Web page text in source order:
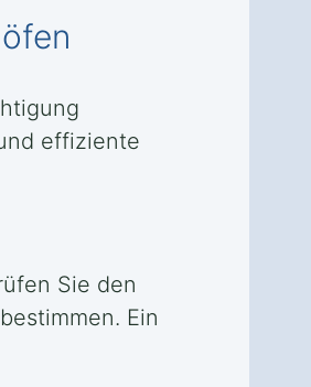
effiziente
Sie den
Ein